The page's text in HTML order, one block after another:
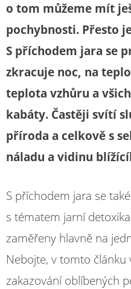
o tom můžeme mít
pochybnosti. Přesto
S příchodem jara se
zkracuje noc, na
teplota vzhůru a
kabáty. Častěji svítí
příroda a celkově s
náladu a vidinu
S příchodem jara se
s tématem jarní
zaměřeny hlavně na
Nebojte, v tomto článku
zakazování oblíbených